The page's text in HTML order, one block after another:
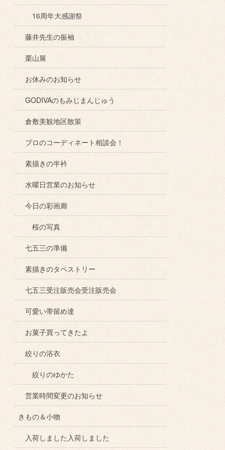
16周年大感謝祭
藤井先生の振袖
栗山展
お休みのお知らせ
GODIVAのもみじまんじゅう
倉敷美観地区散策
プロのコーディネート相談会！
素描きの半衿
水曜日営業のお知らせ
今日の彩画廊
桜の写真
七五三の準備
素描きのタペストリー
七五三受注販売会受注販売会
可愛い帯留め達
お菓子買ってきたよ
絞りの浴衣
絞りのゆかた
営業時間変更のお知らせ
きもの＆小物
入荷しました入荷しました